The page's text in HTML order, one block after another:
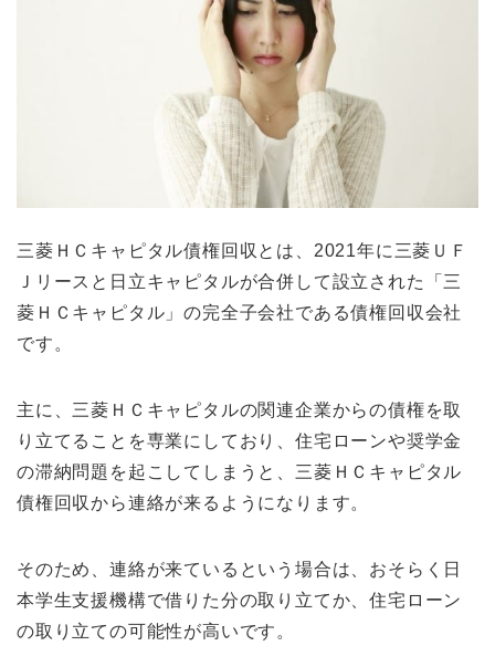
三菱ＨＣキャピタル債権回収とは、2021年に三菱ＵＦ
Ｊリースと日立キャピタルが合併して設立された「三
菱ＨＣキャピタル」の完全子会社である債権回収会社
です。
主に、三菱ＨＣキャピタルの関連企業からの債権を取
り立てることを専業にしており、住宅ローンや奨学金
の滞納問題を起こしてしまうと、三菱ＨＣキャピタル
債権回収から連絡が来るようになります。
そのため、連絡が来ているという場合は、おそらく日
本学生支援機構で借りた分の取り立てか、住宅ローン
の取り立ての可能性が高いです。